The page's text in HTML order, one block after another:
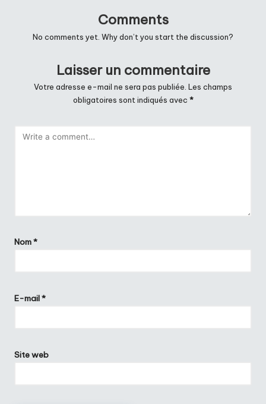
Comments
No comments yet. Why don’t you start the discussion?
Laisser un commentaire
Votre adresse e-mail ne sera pas publiée. Les champs
obligatoires sont indiqués avec *
Nom*
E-mail*
Site web